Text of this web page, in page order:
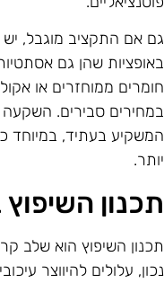
אם התקציב מוגבל, יש
שהן גם
ממוחזרים או
סבירים. השקעה
בעתיד, במיוחד
השיפוץ הוא שלב
עלולים להיווצר